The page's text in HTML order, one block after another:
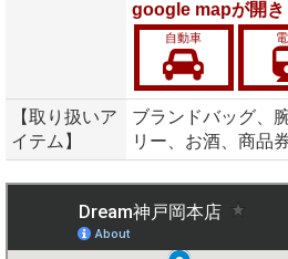
google mapが開き
自動車
【取り扱いア
イテム】
ブランドバッグ、
リー、お酒、商品